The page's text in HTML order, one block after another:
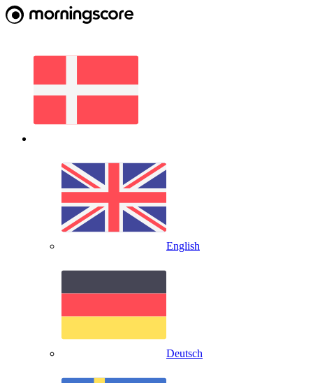
English
Deutsch